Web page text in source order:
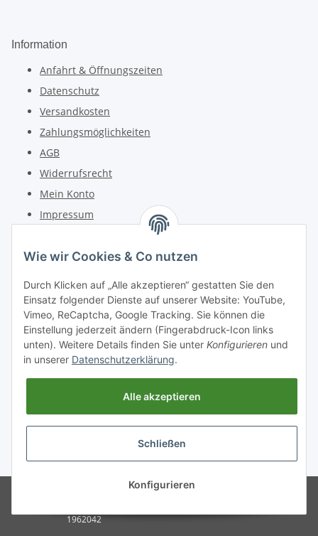
Wie wir Cookies & Co nutzen
Durch Klicken auf „Alle akzeptieren“ gestatten Sie den
Einsatz folgender Dienste auf unserer Website: YouTube,
Vimeo, ReCaptcha, Google Tracking. Sie können die
Einstellung jederzeit ändern (Fingerabdruck-Icon links
unten). Weitere Details finden Sie unter Konfigurieren und
in unserer Datenschutzerklärung.
Alle akzeptieren
Schließen
Konfigurieren
Information
Anfahrt & Öffnungszeiten
Datenschutz
Versandkosten
Zahlungsmöglichkeiten
AGB
Widerrufsrecht
Mein Konto
Impressum
Telefon: +49 (0) 6162 5554
Fax: +49 (0) 6162 5220
Email: info@diedrucker.de
Freiherr-vom-Stein-Straße 4
D-64354 Reinheim
Vertrag widerrufen
* Alle Preise inkl. gesetzlicher USt., zzgl.
1962042